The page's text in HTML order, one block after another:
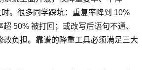
。很多同学踩坑：重复率降到 10%
50% 被打回；或改写后语句不通、
改负担。靠谱的降重工具必须满足三大